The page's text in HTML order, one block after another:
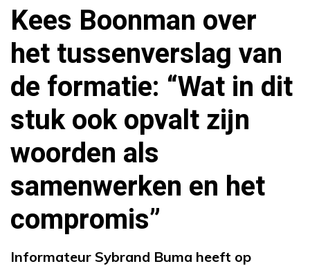
Kees Boonman over
het tussenverslag van
de formatie: “Wat in dit
stuk ook opvalt zijn
woorden als
samenwerken en het
compromis”
Informateur Sybrand Buma heeft op